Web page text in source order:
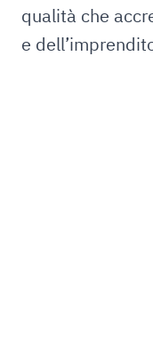
qualità che
e